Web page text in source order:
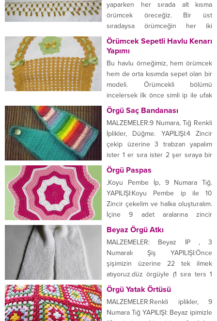
modelimiz.Üç sıra boş kutucuk
yapıyoruz dördüncü sırada
modelimizi kuruyoruz. Boncuklu
Havlu kenarı Modeli”...
yaparken her sırada alt kısma
örümcek öreceğiz. Bir üst
sıradaysa örümceğin her iki
bacağına sık iğne yapacağız ve
daha sonra ortasına bir ibibik
kısımda bir bacak kalacak. Burayı
da boncukla da süsleyeceğiz. Bu
Örümcek Sepetli Havlu Kenarı
Yapımı
Bu havlu örneğimiz, hem örümcek
hem de orta kısımda sepet olan bir
modeli. Örümcekli bölümü
incelersek ilk önce simli ip ile ufak
halkalı bölümün üst üste
örüldüğünü görürüz. Halkalar ilk
önce yarı dolu yapılarak üste
çıkılıyor, sonra da en üstteki tam
doldurularak alttaki halkaların kalan
yarıları dolduruluyor. Bundan sonra
yeşil...
Örgü Saç Bandanası
MALZEMELER:9 Numara, Tığ Renkli
İplikler, Düğme. YAPILIŞI:4 Zincir
çekip üzerine 3 trabzan yapalım
ister 1 er sıra ister 2 şer sıraya bir
ip değiştirelim. Her sırada bir er bir
er artıralım ve orta kısma
geldiğimizde 2 veya 3 sırasını
arttırmadan yapalım. Daha sonrada
eksiltmeye başlayarak 2 trabzanı
örmeyip zincir çekerek...
Örgü Paspas
,Koyu Pembe İp, 9 Numara Tığ.
YAPILIŞI:Koyu Pembe ip ile 10
Zincir çekelim ve halka oluşturalım.
İçine 9 adet aralarına zincir
çekerek direk yapalım. Üzerini sık
iğne doldurup tekrar üstüne 5 er
tana trabzan yapalım. Tekrar 7 li
trabzan daha sonra 9 trabzan
yapalım. 5 sıra yaptıktan sonra
beyaz ipimizi...
Beyaz Örgü Atkı
MALZEMELER: Beyaz İP , 3
Numaralı Şiş YAPILIŞI:Önce
şişimizin üzerine 22 tek ilmek
atıyoruz.düz örgüyle (1 sıra ters 1
sıra düz ) örüyoruz. İstediğimiz
ölçüye ulaşınca ucuna saçaklar
ekleyip bitiriyoruz.
Örgü Yatak Örtüsü
MALZEMELER:Renkli iplikler, 9
Numara Tığ YAPILIŞI: Beyaz ipimizle